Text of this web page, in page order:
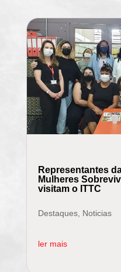
Representantes
Mulheres
visitam o ITTC
Destaques, Noticias
ler mais